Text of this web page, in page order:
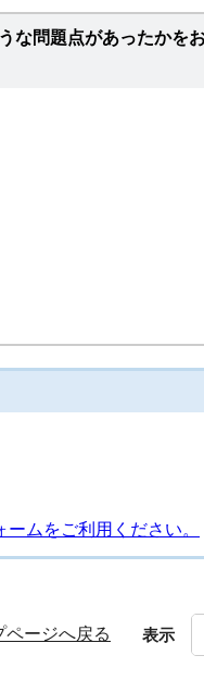
な問題点があったかを
ムをご利用ください。
ページへ戻る 表示